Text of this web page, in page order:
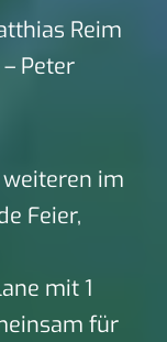
Reim
Peter
im
Feier,
mit 1
für